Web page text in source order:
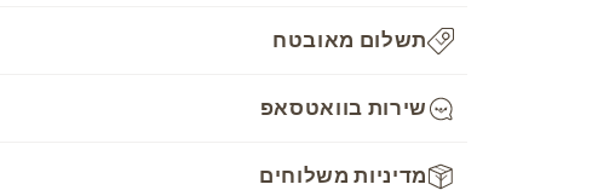
תשלום מאובטח
שירות בוואטסאפ
מדיניות משלוחים